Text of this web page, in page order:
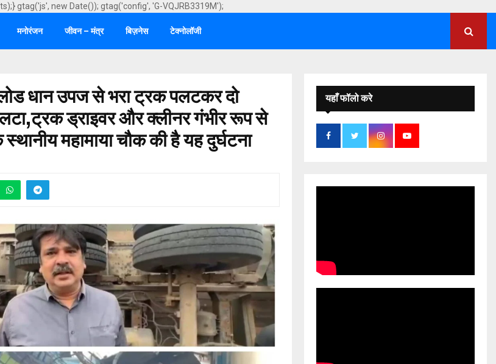
gtag('js', new Date()); gtag('config', 'G-VQJRB3319M');
मनोरंजन जीवन – मंत्र बिज़नेस टेक्नोलॉजी
धान उपज से भरा ट्रक पलटकर दो
ड्राइवर और क्लीनर गंभीर रूप से
महामाया चौक की है यह दुर्घटना
यहाँ फॉलो करे